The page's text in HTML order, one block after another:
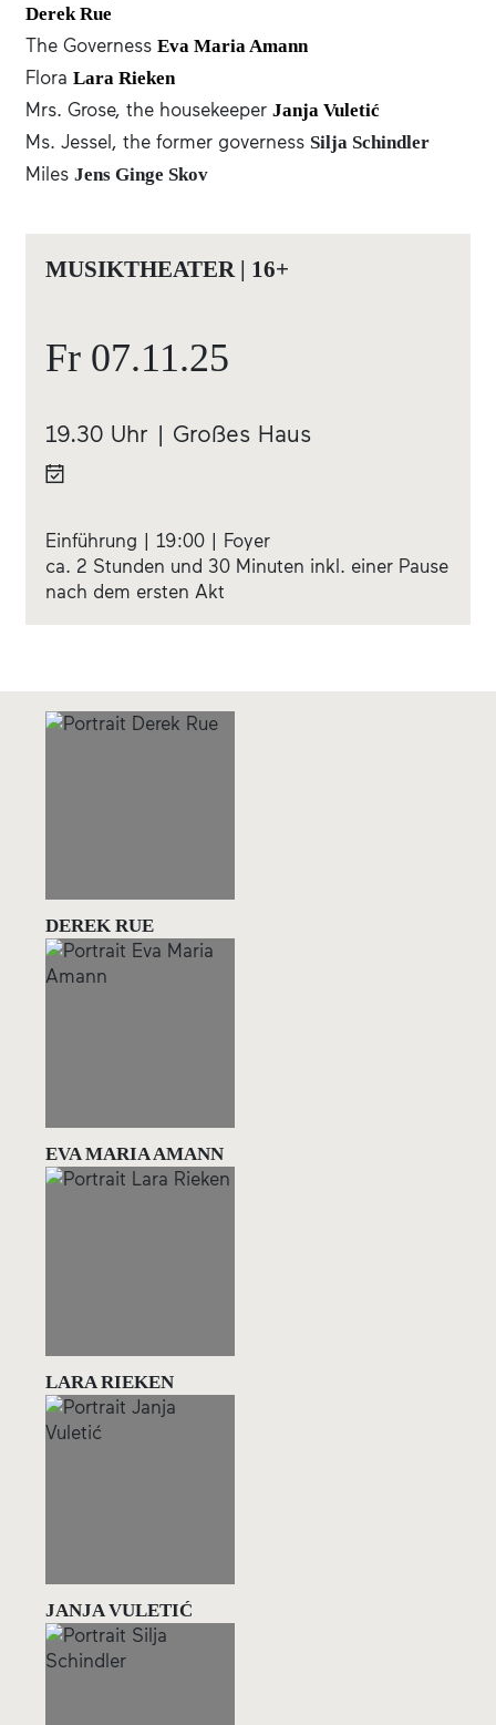
Derek Rue
The Governess Eva Maria Amann
Flora Lara Rieken
Mrs. Grose, the housekeeper Janja Vuletić
Ms. Jessel, the former governess Silja Schindler
Miles Jens Ginge Skov
MUSIKTHEATER | 16+
Fr 07.11.25
19.30 Uhr | Großes Haus
Einführung | 19:00 | Foyer
ca. 2 Stunden und 30 Minuten inkl. einer Pause
nach dem ersten Akt
DEREK RUE
EVA MARIA AMANN
LARA RIEKEN
JANJA VULETIĆ